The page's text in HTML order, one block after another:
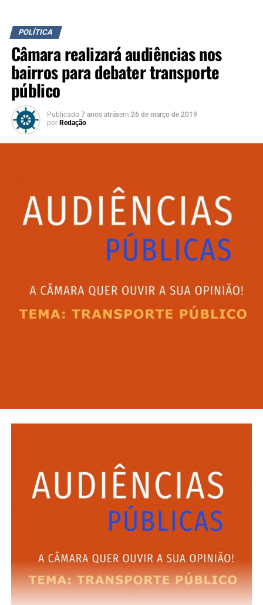
POLÍTICA
Câmara realizará audiências nos
bairros para debater transporte
público
Publicado 7 anos atrásem 26 de março de 2019
por Redação